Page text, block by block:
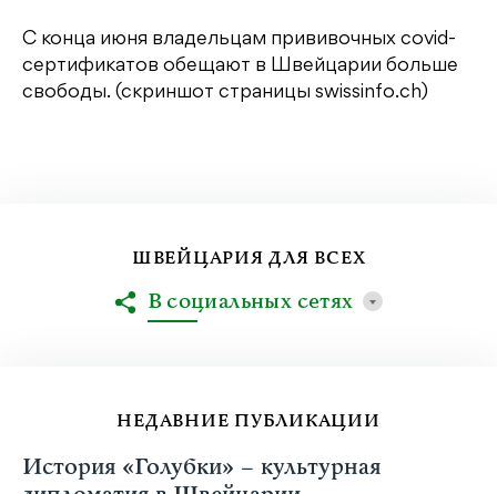
С конца июня владельцам прививочных covid-
сертификатов обещают в Швейцарии больше
свободы. (скриншот страницы swissinfo.ch)
НЕДАВНИЕ ПУБЛИКАЦИИ
История «Голубки» – культурная
ШВЕЙЦАРИЯ ДЛЯ ВСЕХ
В социальных сетях